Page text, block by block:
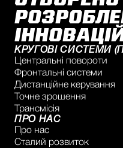
КРУГОВІ СИСТЕМИ
Центральні повороти
Фронтальні системи
Дистанційне керування
Точне зрошення
Трансмісія
ПРО НАС
Про нас
Сталий розвиток